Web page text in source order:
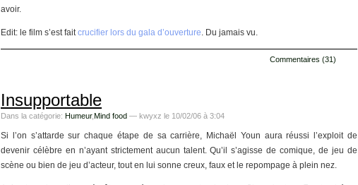
avoir.
Edit: le film s’est faitcrucifier lors du gala d’ouverture. Du jamais vu.
Commentaires (31)
Insupportable
Dans la catégorie: Humeur,Mind food — kwyxz le 10/02/06 à 3:04
Si l’on s’attarde sur chaque étape de sa carrière, Michaël Youn aura réussi l’exploit de
devenir célèbre en n’ayant strictement aucun talent. Qu’il s’agisse de comique, de jeu de
scène ou bien de jeu d’acteur, tout en lui sonne creux, faux et le repompage à plein nez.